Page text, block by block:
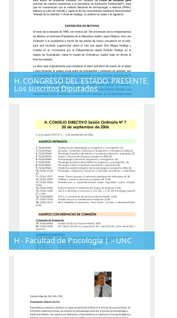
H. CONGRESO DEL ESTADO. PRESENTE.
Los suscritos Diputados
H - Facultad de Psicología | – UNC